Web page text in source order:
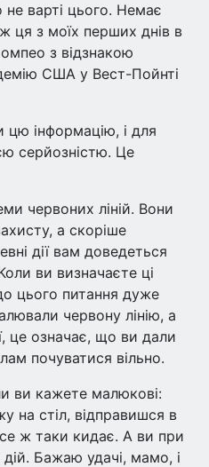
не варті цього. Немає
ця з моїх перших днів в
з відзнакою
США у Вест-Пойнті
цю інформацію, і для
серйозністю. Це
червоних ліній. Вони
а скоріше
дії вам доведеться
ви визначаєте ці
цього питання дуже
червону лінію, а
це означає, що ви дали
почуватися вільно.
ви кажете малюкові:
на стіл, відправишся в
ж таки кидає. А ви при
Бажаю удачі, мамо, і